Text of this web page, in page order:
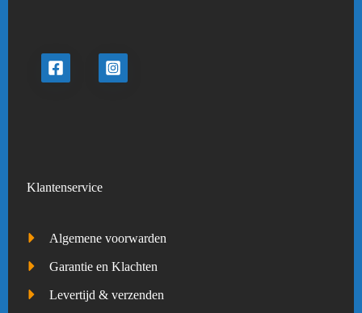
Klantenservice
Algemene voorwarden
Garantie en Klachten
Levertijd & verzenden